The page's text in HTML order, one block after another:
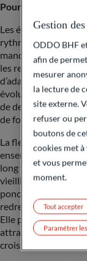
Pourquoi une
Les économies et
rythme. Une
manquer les zones
les revers locaux.
d’adapter
évolution des
de devises ou
de force.
La flexibilité permet
ensemble diversifié
long terme comme
vieillissement
ponctuelles comme
redressement
Elle permet de se
attractives et où les
croissance de demain.
Gestion
ODDO BHF
afin de
mesurer
la lecture de
site externe.
refuser ou
boutons de
cookies met
et vous
moment.
Tout accepter
Paramétrer